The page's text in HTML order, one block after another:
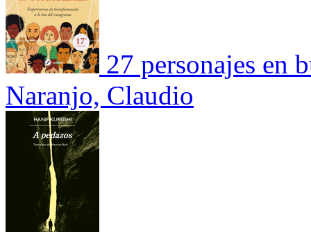
27 personajes en
Naranjo, Claudio